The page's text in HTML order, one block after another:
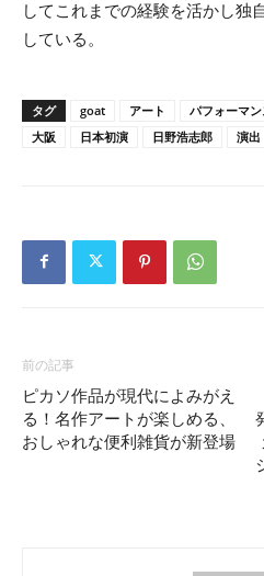
してこれまでの経験を活かし独
している。
タグ goat アート パフォーマン
大阪
日本初演 日野浩志郎 演出
前の記事
ピカソ作品が現代によみがえ
る！名作アートが楽しめる、
おしゃれな便利雑貨が新登場